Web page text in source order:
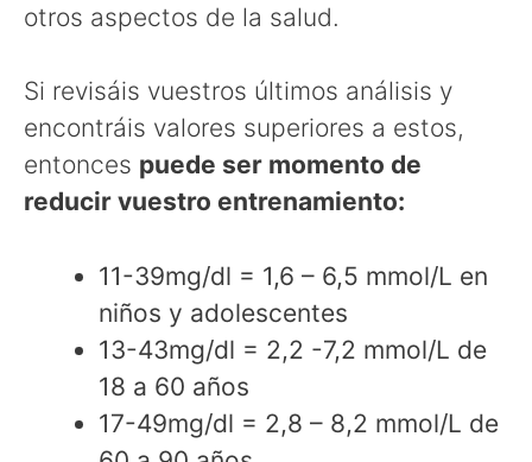
otros aspectos de la salud.
Si revisáis vuestros últimos análisis y
encontráis valores superiores a estos,
entonces puede ser momento de
reducir vuestro entrenamiento:
11-39mg/dl = 1,6 – 6,5 mmol/L en
niños y adolescentes
13-43mg/dl = 2,2 -7,2 mmol/L de
18 a 60 años
17-49mg/dl = 2,8 – 8,2 mmol/L de